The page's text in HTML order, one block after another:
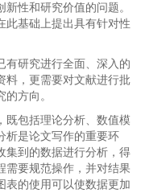
性和研究价值的问题。
此基础上提出具有针对性
有研究进行全面、深入的
料，更需要对文献进行批
方向。
既包括理论分析、数值模
析是论文写作的重要环
集到的数据进行分析，得
需要规范操作，并对结果
表的使用可以使数据更加